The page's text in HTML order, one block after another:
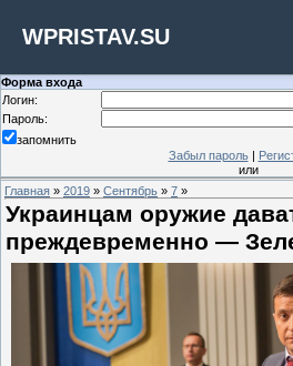
WPRISTAV.SU
Форма входа
Логин:
Пароль:
запомнить
Забыл пароль|
или
Главная » 2019 » Сентябрь » 7 »
Украинцам оружие
преждевременно —